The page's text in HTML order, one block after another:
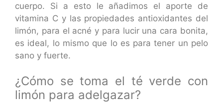
cuerpo. Si a esto le añadimos el aporte de
vitamina C y las propiedades antioxidantes del
limón, para el acné y para lucir una cara bonita,
es ideal, lo mismo que lo es para tener un pelo
sano y fuerte.
¿Cómo se toma el té verde con
limón para adelgazar?